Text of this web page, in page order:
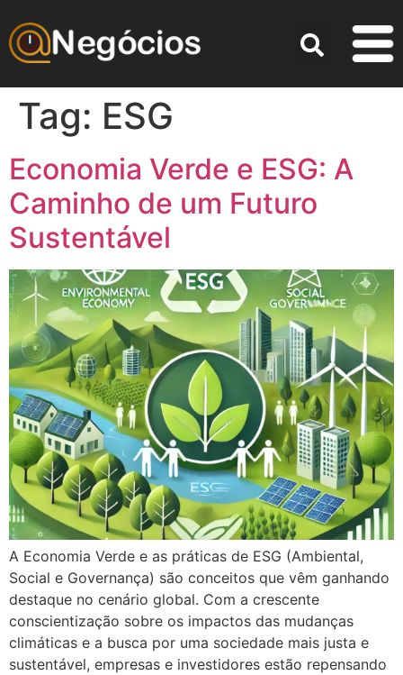
Tag: ESG
Economia Verde e ESG: A
Caminho de um Futuro
Sustentável
A Economia Verde e as práticas de ESG (Ambiental,
Social e Governança) são conceitos que vêm ganhando
destaque no cenário global. Com a crescente
conscientização sobre os impactos das mudanças
climáticas e a busca por uma sociedade mais justa e
sustentável, empresas e investidores estão repensando